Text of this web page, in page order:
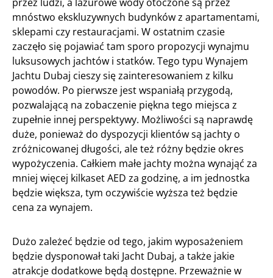
mnóstwo ekskluzywnych budynków z apartamentami,
sklepami czy restauracjami. W ostatnim czasie
zaczęło się pojawiać tam sporo propozycji wynajmu
luksusowych jachtów i statków. Tego typu Wynajem
Jachtu Dubaj cieszy się zainteresowaniem z kilku
powodów. Po pierwsze jest wspaniałą przygodą,
pozwalającą na zobaczenie piękna tego miejsca z
zupełnie innej perspektywy. Możliwości są naprawdę
duże, ponieważ do dyspozycji klientów są jachty o
zróżnicowanej długości, ale też różny będzie okres
wypożyczenia. Całkiem małe jachty można wynająć za
mniej więcej kilkaset AED za godzinę, a im jednostka
będzie większa, tym oczywiście wyższa też będzie
cena za wynajem.
Dużo zależeć będzie od tego, jakim wyposażeniem
będzie dysponował taki Jacht Dubaj, a także jakie
atrakcje dodatkowe będą dostępne. Przeważnie w